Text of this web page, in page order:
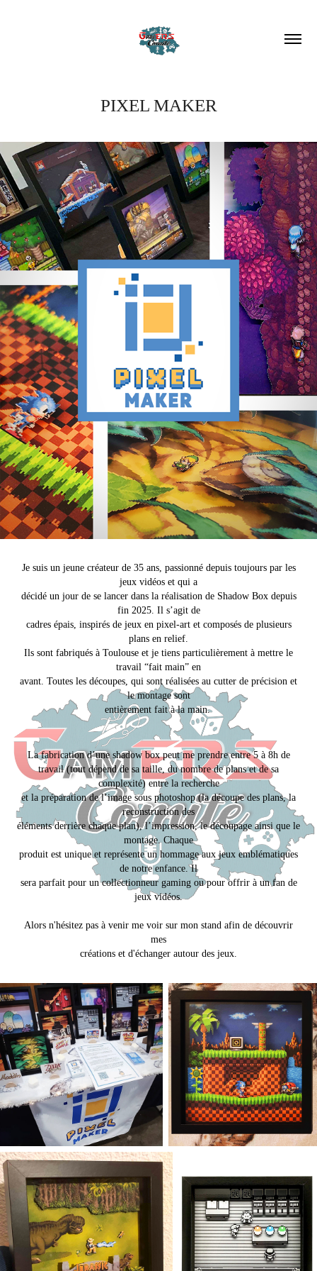
PIXEL MAKER
Je suis un jeune créateur de 35 ans, passionné depuis toujours par les
jeux vidéos et qui a
décidé un jour de se lancer dans la réalisation de Shadow Box depuis
fin 2025. Il s’agit de
cadres épais, inspirés de jeux en pixel-art et composés de plusieurs
plans en relief.
Ils sont fabriqués à Toulouse et je tiens particulièrement à mettre le
travail “fait main” en
avant. Toutes les découpes, qui sont réalisées au cutter de précision et
le montage sont
entièrement fait à la main.
La fabrication d’une shadow box peut me prendre entre 5 à 8h de
travail (tout dépend de sa taille, du nombre de plans et de sa
complexité) entre la recherche
et la préparation de l’image sous photoshop (la découpe des plans, la
reconstruction des
éléments derrière chaque plan), l’impression, le découpage ainsi que le
montage. Chaque
produit est unique et représente un hommage aux jeux emblématiques
de notre enfance. Il
sera parfait pour un collectionneur gaming ou pour offrir à un fan de
jeux vidéos.
Alors n'hésitez pas à venir me voir sur mon stand afin de découvrir
mes
créations et d'échanger autour des jeux.